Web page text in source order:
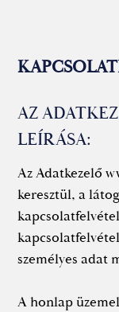
AZ
LEÍRÁSA:
Az Adatkezelő
keresztül, a
személyes adat
A honlap